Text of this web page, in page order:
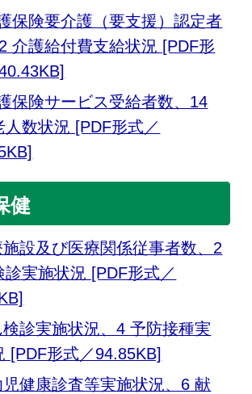
保険要介護（要支援）認定者
介護給付費支給状況 [PDF形
保険サービス受給者数、14
人数状況 [PDF形式／
健
設及び医療関係従事者数、2
診実施状況 [PDF形式／
診実施状況、4 予防接種実
[PDF形式／94.85KB]
健康診査等実施状況、6 献